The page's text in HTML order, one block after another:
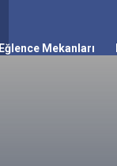
Eğlence Mekanları